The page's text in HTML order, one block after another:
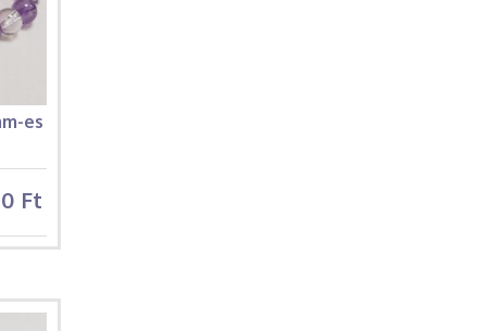
es
Ft